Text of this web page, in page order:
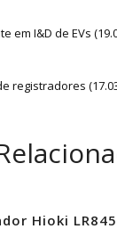
em I&D de EVs
registradores
Hioki